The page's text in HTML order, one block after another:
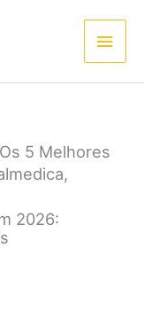
Os 5 Melhores
2026: